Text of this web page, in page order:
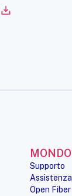
Supporto
Open